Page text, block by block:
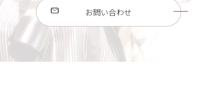
お問い合わせ